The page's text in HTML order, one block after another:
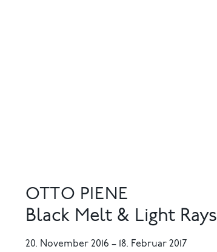
OTTO PIENE
Black Melt & Light Rays
20. November 2016 – 18. Februar 2017